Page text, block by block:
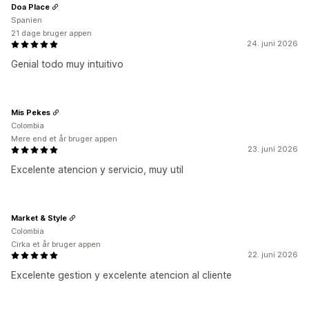
24. juni 2026
Genial todo muy intuitivo
Doa Place
Spanien
21 dage bruger appen
23. juni 2026
Excelente atencion y servicio, muy util
Mis Pekes
Colombia
Mere end et år bruger appen
22. juni 2026
Excelente gestion y excelente atencion al cliente
Market & Style
Colombia
Cirka et år bruger appen